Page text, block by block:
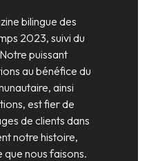
bilingue des
2023, suivi du
puissant
au bénéfice du
ainsi
est fier de
de clients dans
notre histoire,
que nous faisons.